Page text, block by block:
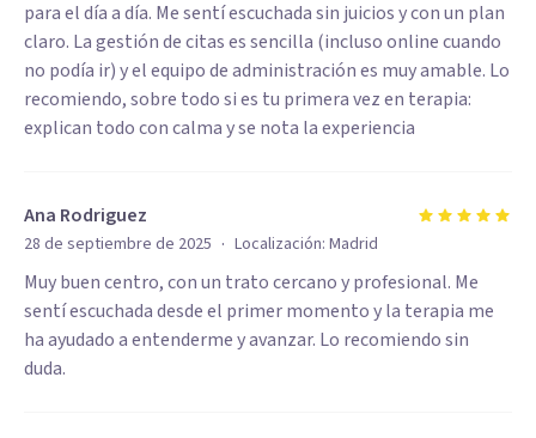
para el día a día. Me sentí escuchada sin juicios y con un plan
claro. La gestión de citas es sencilla (incluso online cuando
no podía ir) y el equipo de administración es muy amable. Lo
recomiendo, sobre todo si es tu primera vez en terapia:
explican todo con calma y se nota la experiencia
Ana Rodriguez
28 de septiembre de 2025 · Localización: Madrid
Muy buen centro, con un trato cercano y profesional. Me
sentí escuchada desde el primer momento y la terapia me
ha ayudado a entenderme y avanzar. Lo recomiendo sin
duda.